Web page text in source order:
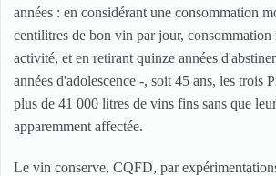
années : en considérant une consommation
centilitres de bon vin par jour,
activité, et en retirant quinze années
années d'adolescence -, soit 45 ans, les trois
plus de 41 000 litres de vins fins sans que
apparemment affectée.
Le vin conserve, CQFD, par